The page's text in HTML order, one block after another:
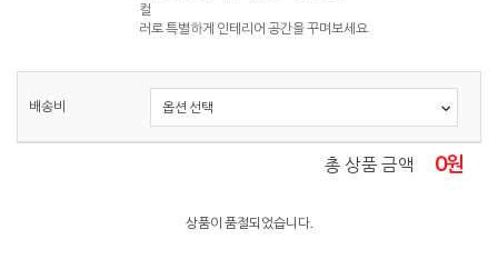
컬
러로 특별하게 인테리어 공간을 꾸며보세요
배송비
총 상품 금액 0원
상품이 품절되었습니다.